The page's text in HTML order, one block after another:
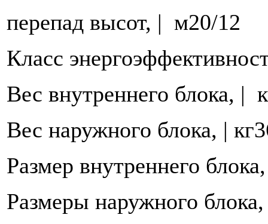
перепад высот, | м20/12
Класс
Вес внутреннего блока, |
Вес наружного блока, |
Размер внутреннего
Размеры наружного